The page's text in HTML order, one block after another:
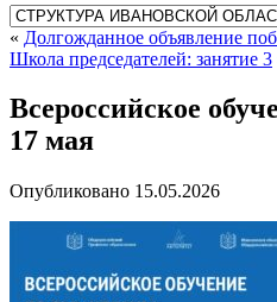
« Долгожданное объявление
Школа председателей: занятие 3
Всероссийское
17 мая
Опубликовано 15.05.2026